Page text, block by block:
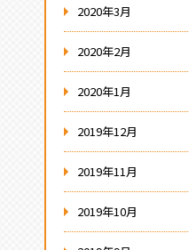
2020年3月
2020年2月
2020年1月
2019年12月
2019年11月
2019年10月